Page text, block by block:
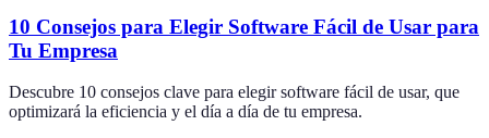
10 Consejos para Elegir Software Fácil de Usar para
Tu Empresa
Descubre 10 consejos clave para elegir software fácil de usar, que
optimizará la eficiencia y el día a día de tu empresa.